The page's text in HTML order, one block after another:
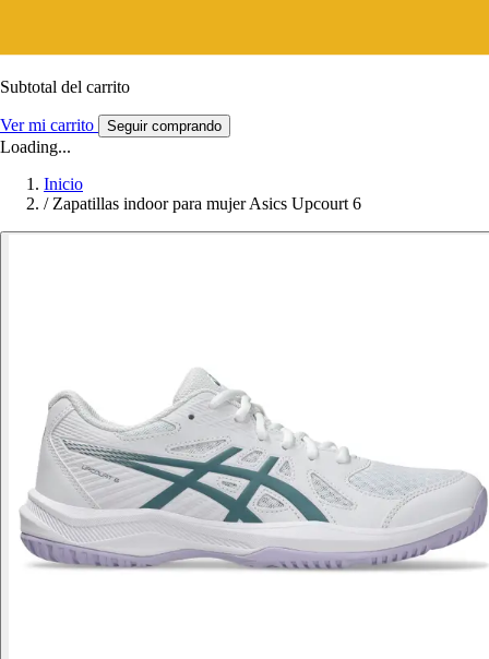
Subtotal del carrito
Ver mi carrito Seguir comprando
Loading...
Inicio
/ Zapatillas indoor para mujer Asics Upcourt 6